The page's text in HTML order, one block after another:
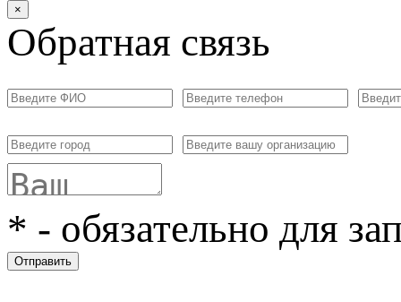
×
Обратная связь
* - обязательно для
Отправить